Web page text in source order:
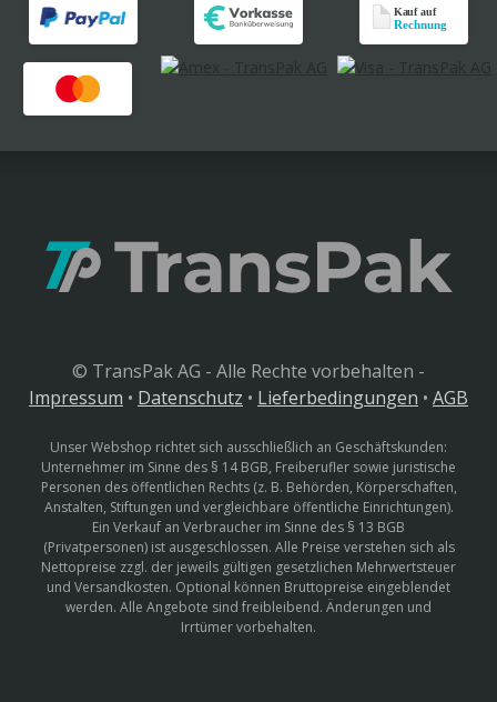
© TransPak AG - Alle Rechte vorbehalten -
Impressum • Datenschutz • Lieferbedingungen • AGB
Unser Webshop richtet sich ausschließlich an Geschäftskunden:
Unternehmer im Sinne des § 14 BGB, Freiberufler sowie juristische
Personen des öffentlichen Rechts (z. B. Behörden, Körperschaften,
Anstalten, Stiftungen und vergleichbare öffentliche Einrichtungen).
Ein Verkauf an Verbraucher im Sinne des § 13 BGB
(Privatpersonen) ist ausgeschlossen. Alle Preise verstehen sich als
Nettopreise zzgl. der jeweils gültigen gesetzlichen Mehrwertsteuer
und Versandkosten. Optional können Bruttopreise eingeblendet
werden. Alle Angebote sind freibleibend. Änderungen und
Irrtümer vorbehalten.